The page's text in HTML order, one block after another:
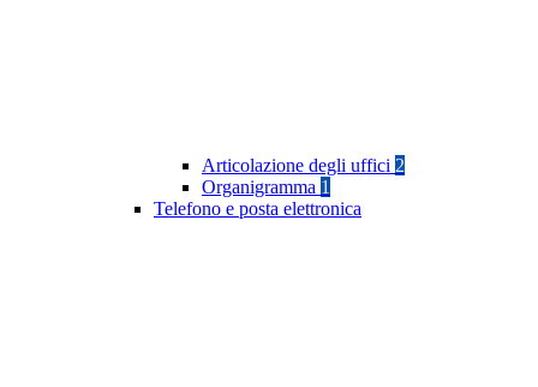
Articolazione degli uffici 2
Organigramma 1
Telefono e posta elettronica